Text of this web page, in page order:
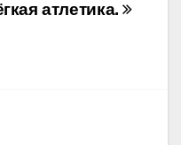
атлетика.